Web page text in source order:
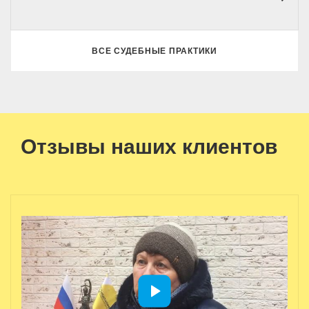
ВСЕ СУДЕБНЫЕ ПРАКТИКИ
Отзывы наших клиентов